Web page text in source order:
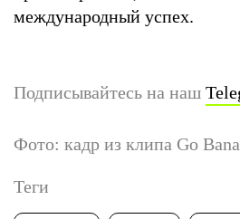
международный успех.
Подписывайтесь на наш
Фото: кадр из клипа Go
Теги